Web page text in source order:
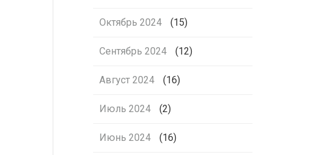
Октябрь 2024 (15)
Сентябрь 2024 (12)
Август 2024 (16)
Июль 2024 (2)
Июнь 2024 (16)